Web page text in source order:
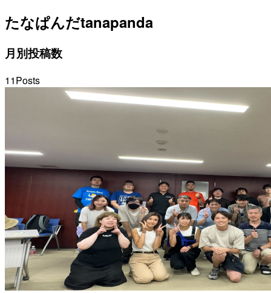
たなぱんだtanapanda
月別投稿数
11Posts